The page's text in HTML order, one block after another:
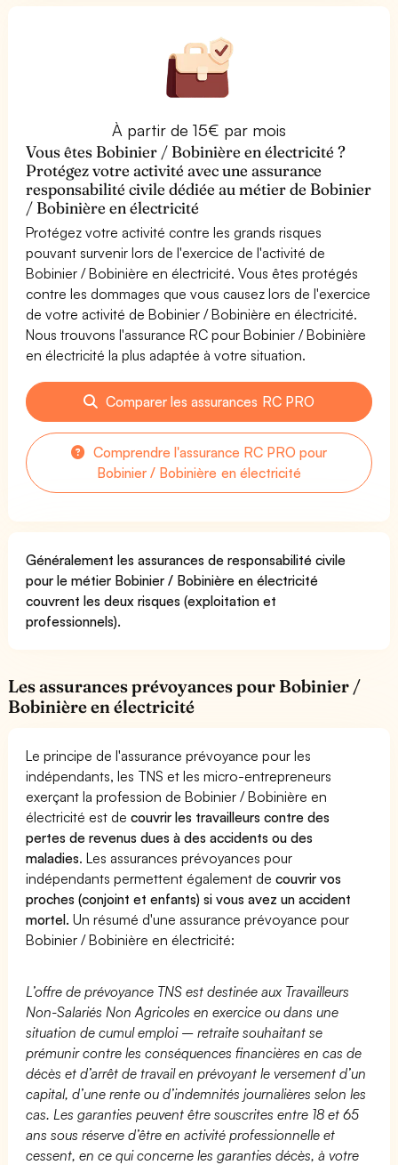
À partir de 15€ par mois
Vous êtes Bobinier / Bobinière en électricité ?
Protégez votre activité avec une assurance
responsabilité civile dédiée au métier de Bobinier
/ Bobinière en électricité
Protégez votre activité contre les grands risques
pouvant survenir lors de l'exercice de l'activité de
Bobinier / Bobinière en électricité. Vous êtes protégés
contre les dommages que vous causez lors de l'exercice
de votre activité de Bobinier / Bobinière en électricité.
Nous trouvons l'assurance RC pour Bobinier / Bobinière
en électricité la plus adaptée à votre situation.
Comparer les assurances RC PRO
Comprendre l'assurance RC PRO pour
Bobinier / Bobinière en électricité
Généralement les assurances de responsabilité civile
pour le métier Bobinier / Bobinière en électricité
couvrent les deux risques (exploitation et
professionnels).
Les assurances prévoyances pour Bobinier /
Bobinière en électricité
Le principe de l'assurance prévoyance pour les
indépendants, les TNS et les micro-entrepreneurs
exerçant la profession de Bobinier / Bobinière en
électricité est decouvrir les travailleurs contre des
pertes de revenus dues à des accidents ou des
maladies. Les assurances prévoyances pour
indépendants permettent également decouvrir vos
proches (conjoint et enfants) si vous avez un accident
mortel. Un résumé d'une assurance prévoyance pour
Bobinier / Bobinière en électricité:
L’offre de prévoyance TNS est destinée aux Travailleurs
Non-Salariés Non Agricoles en exercice ou dans une
situation de cumul emploi – retraite souhaitant se
prémunir contre les conséquences financières en cas de
décès et d’arrêt de travail en prévoyant le versement d’un
capital, d’une rente ou d’indemnités journalières selon les
cas. Les garanties peuvent être souscrites entre 18 et 65
ans sous réserve d’être en activité professionnelle et
cessent, en ce qui concerne les garanties décès, à votre